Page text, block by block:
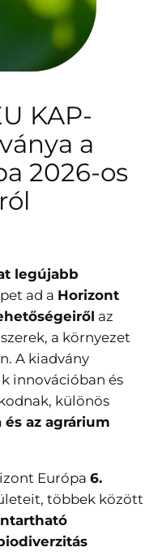
KAP-
a
2026-os
legújabb
ad a Horizont
az
a környezet
A kiadvány
innovációban és
különös
az agrárium
Európa 6.
többek között